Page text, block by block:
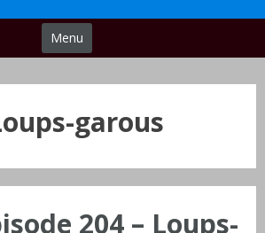
Menu
garous
204 – Loups-